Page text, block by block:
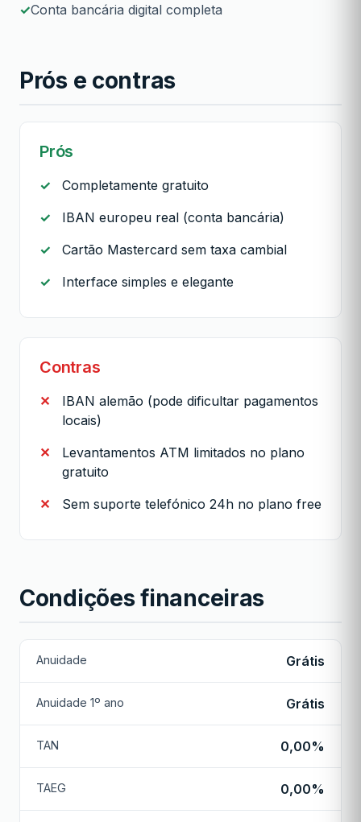
Conta bancária digital completa
Prós e contras
Prós
Completamente gratuito
IBAN europeu real (conta bancária)
Cartão Mastercard sem taxa cambial
Interface simples e elegante
Contras
IBAN alemão (pode dificultar pagamentos
locais)
Levantamentos ATM limitados no plano
gratuito
Sem suporte telefónico 24h no plano free
Condições financeiras
Anuidade Grátis
Anuidade 1º ano Grátis
TAN 0,00%
TAEG 0,00%